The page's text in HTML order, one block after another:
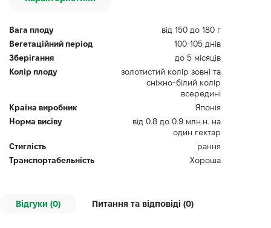
Вага плоду
від 150 до 180 г
Вегетаційний період
100-105 днів
Зберігання
до 5 місяців
Колір плоду
золотистий колір зовні та
сніжно-білий колір
всередині
Країна виробник
Японія
Норма висіву
від 0.8 до 0.9 млн.н. на
один гектар
Стиглість
рання
Транспортабельність
Хороша
Відгуки (0) Питання та відповіді (0)